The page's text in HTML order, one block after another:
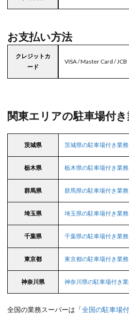
お支払い方法
クレジットカ
ード
VISA / Master Card / JCB
関東エリアの駐車場付
茨城県 茨城県の駐車場付き業
栃木県 栃木県の駐車場付き業
群馬県 群馬県の駐車場付き業
埼玉県 埼玉県の駐車場付き業
千葉県 千葉県の駐車場付き業
東京都 東京都の駐車場付き業
神奈川県 神奈川県の駐車場付き
全国の業務スーパーは「全国の駐車場